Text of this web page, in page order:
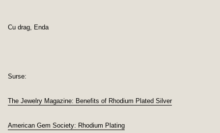
Cu drag, Enda
Surse:
The Jewelry Magazine: Benefits of Rhodium Plated Silver
American Gem Society: Rhodium Plating